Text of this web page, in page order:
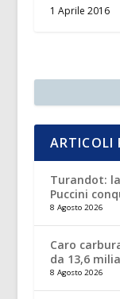
1 Aprile 2016
ARTICOLI
Turandot:
Puccini
8 Agosto 2026
Caro
da 13,6
8 Agosto 2026